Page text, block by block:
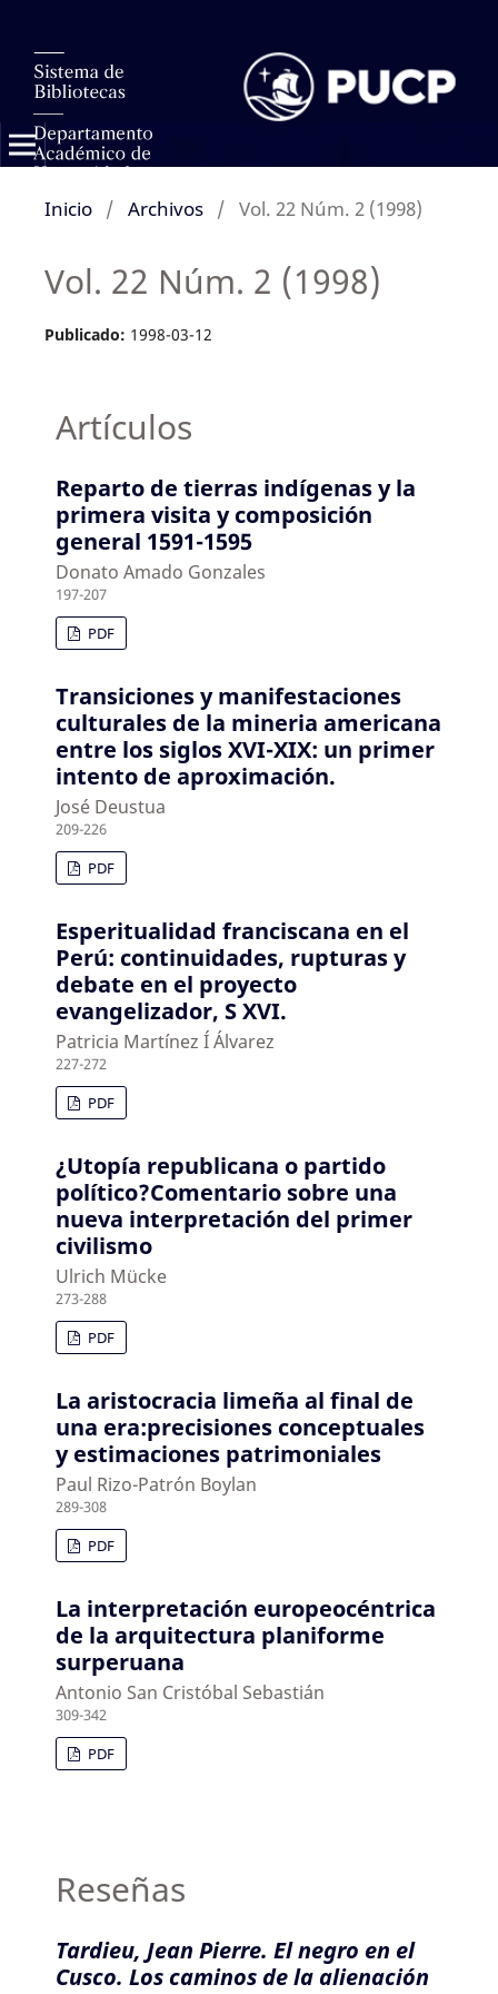
Inicio / Archivos / Vol. 22 Núm. 2 (1998)
Vol. 22 Núm. 2 (1998)
Publicado: 1998-03-12
Artículos
Reparto de tierras indígenas y la
primera visita y composición
general 1591-1595
Donato Amado Gonzales
197-207
PDF
Transiciones y manifestaciones
culturales de la mineria americana
entre los siglos XVI-XIX: un primer
intento de aproximación.
José Deustua
209-226
PDF
Esperitualidad franciscana en el
Perú: continuidades, rupturas y
debate en el proyecto
evangelizador, S XVI.
Patricia Martínez Í Álvarez
227-272
PDF
¿Utopía republicana o partido
político?Comentario sobre una
nueva interpretación del primer
civilismo
Ulrich Mücke
273-288
PDF
La aristocracia limeña al final de
una era:precisiones conceptuales
y estimaciones patrimoniales
Paul Rizo-Patrón Boylan
289-308
PDF
La interpretación europeocéntrica
de la arquitectura planiforme
surperuana
Antonio San Cristóbal Sebastián
309-342
PDF
Reseñas
Tardieu, Jean Pierre. El negro en el
Cusco. Los caminos de la alienación